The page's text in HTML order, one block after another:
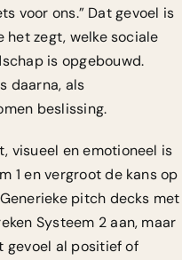
voor ons.” Dat gevoel is
het zegt, welke sociale
is opgebouwd.
daarna, als
beslissing.
visueel en emotioneel is
1 en vergroot de kans op
pitch decks met
Systeem 2 aan, maar
gevoel al positief of